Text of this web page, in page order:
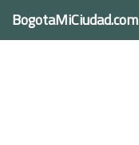
BogotaMiCiudad.com